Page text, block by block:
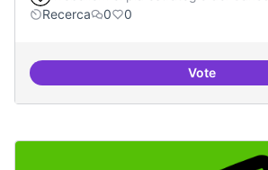
Recerca
0 0
VoteHardware